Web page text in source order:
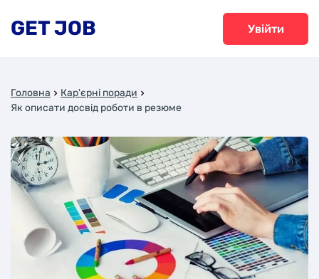
GET JOB Увійти
Головна
Кар'єрні поради
Як описати досвід роботи в резюме